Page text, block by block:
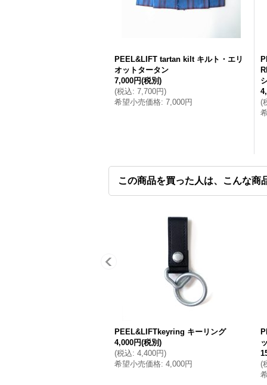
PEEL&LIFT tartan kilt キルト・エリ
オットタータン
7,000円(税別)
(税込: 7,700円)
希望小売価格: 7,000円
(
この商品を買った人は、こんな商
PEEL&LIFTkeyring キーリング
4,000円(税別)
(税込: 4,400円)
希望小売価格: 4,000円
(